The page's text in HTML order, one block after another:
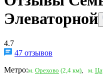
Элеваторной
4.7
47 отзывов
Метро:м. Орехово (2,4 км) м.